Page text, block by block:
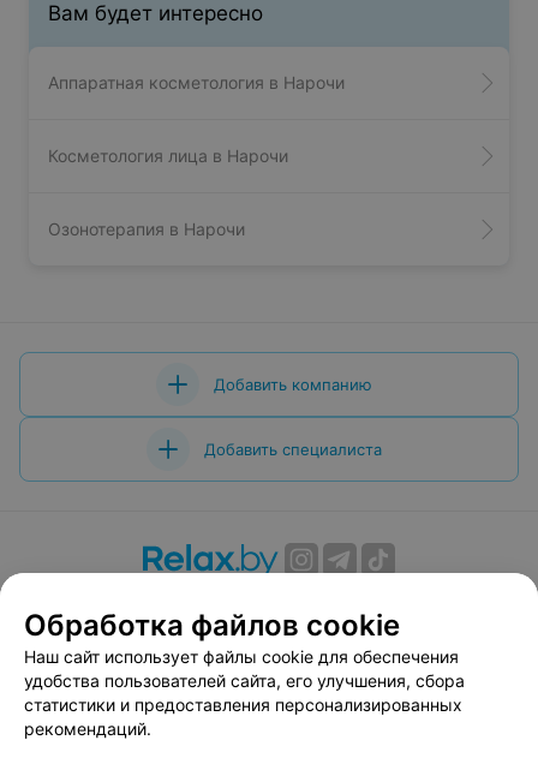
Вам будет интересно
Аппаратная косметология в Нарочи
Косметология лица в Нарочи
Озонотерапия в Нарочи
Добавить компанию
Добавить специалиста
Вакансии
Публичный договор
Способы оплаты
Публичный договор по использованию сервиса
«Афиша»
Пользовательское соглашение
Обработка файлов cookie
Наш сайт использует файлы cookie для обеспечения
удобства пользователей сайта, его улучшения, сбора
статистики и предоставления персонализированных
рекомендаций.